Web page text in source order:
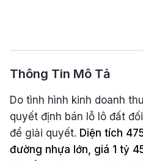
Thông Tin Mô Tả
Do tình hình kinh doanh
quyết định bán lỗ lô đất
để giải quyết. Diện tích
đường nhựa lớn, giá 1 tỷ